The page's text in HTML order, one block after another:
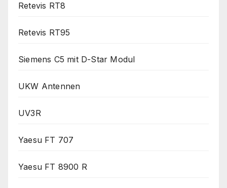
Retevis RT8
Retevis RT95
Siemens C5 mit D-Star Modul
UKW Antennen
UV3R
Yaesu FT 707
Yaesu FT 8900 R